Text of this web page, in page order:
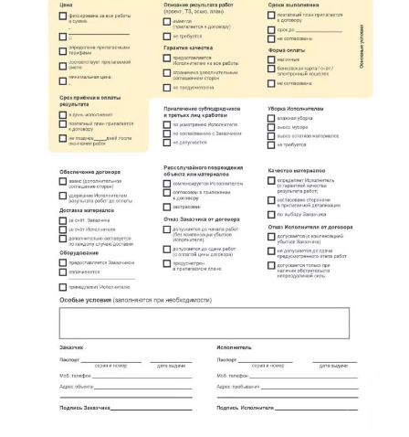
имени Свердлова
Красный Бор
Кузнечное
Кузьмоловский
Лебяжье
Лесогорский
Мга
Назия
Никольский